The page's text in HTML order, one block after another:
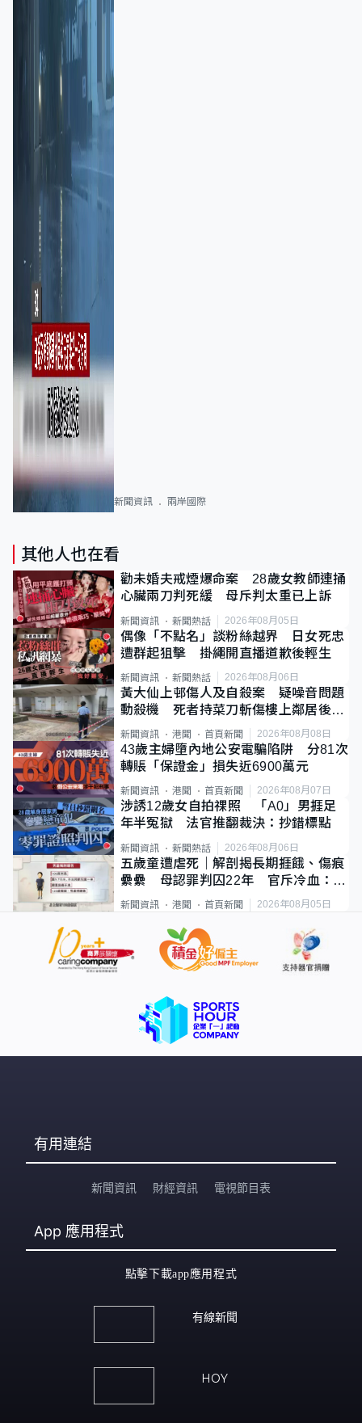
新聞資訊 兩岸國際
其他人也在看
勸未婚夫戒煙爆命案 28歲女教師連捅
心臟兩刀判死緩 母斥判太重已上訴
新聞資訊 新聞熱話 2026年08月05日
偶像「不點名」談粉絲越界 日女死忠
遭群起狙擊 掛繩開直播道歉後輕生
新聞資訊 新聞熱話 2026年08月06日
黃大仙上邨傷人及自殺案 疑噪音問題
動殺機 死者持菜刀斬傷樓上鄰居後墮
斃
新聞資訊 港聞 首頁新聞 2026年08月08日
43歲主婦墮內地公安電騙陷阱 分81次
轉賬「保證金」損失近6900萬元
新聞資訊 港聞 首頁新聞 2026年08月07日
涉誘12歲女自拍祼照 「A0」男捱足
年半冤獄 法官推翻裁決：抄錯標點
新聞資訊 新聞熱話 2026年08月06日
五歲童遭虐死｜解剖揭長期捱餓、傷痕
纍纍 母認罪判囚22年 官斥冷血：同
類案最惡劣
新聞資訊 港聞 首頁新聞 2026年08月05日
有用連結
新聞資訊 財經資訊 電視節目表
App 應用程式
點擊下載app應用程式
有線新聞
HOY